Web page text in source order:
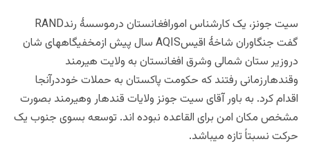
سیت جونز، یک کارشناس امورافغانستان درموسسۀ رندRAND
گفت جنگاوران شاخۀ اقیسAQIS سال پیش ازمخفیگاههای شان
دروزیر ستان شمالی وشرق افغانستان به ولایت هیرمند
وقندهارزمانی رفتند که حکومت پاکستان به حملات خوددرآنجا
اقدام کرد. به باور آقای سیت جونز ولایات قندهار وهیرمند بصورت
مشخص مکان امن برای القاعده نبوده اند. توسعه بسوی جنوب یک
حرکت نسبتاً تازه میباشد.